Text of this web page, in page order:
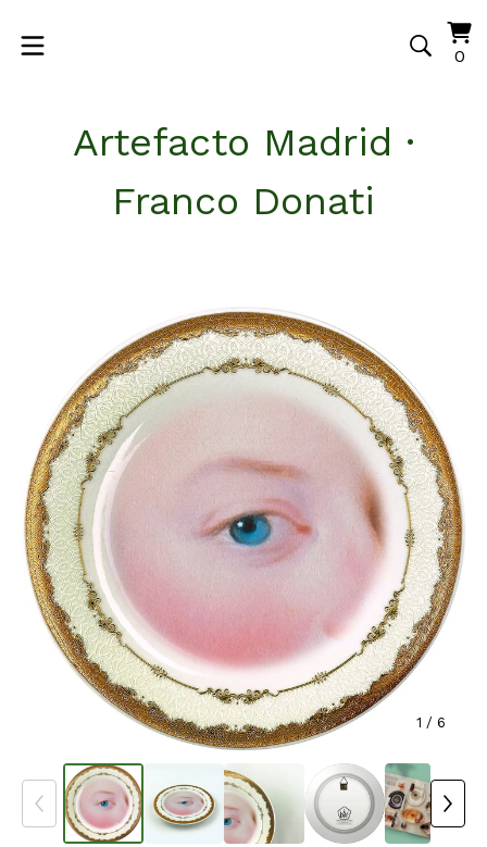
00
Artefacto Madrid ·
Franco Donati
1 / 6